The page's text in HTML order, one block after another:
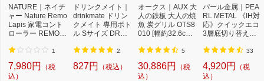
NATURE｜ネイチ
ャー Nature Remo
Lapis 家電コント
ローラー REMO-2
1
7,980円
（税
込）
ドリンクメイト｜
drinkmate ドリン
クメイト 専用ボト
ル Sサイズ DRM0
M...
2
827円 （税込）
オークス｜AUX 大
人の鉄板 大人の焼
魚 炭グリル OTS8
010 [幅約32.6cm×
5
30,886円
（税
込）
パール金属｜PEA
RL METAL 《IH対
応》クイックエコ
3層底切り替え式
40...
33
4,920円
（税
込）